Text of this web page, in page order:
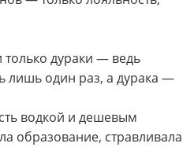
дураки — ведь
лишь один раз, а дурака —
водкой и дешевым
образование, стравливала